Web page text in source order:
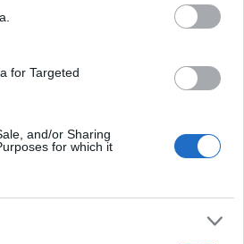
for Targeted
and/or Sharing
for which it